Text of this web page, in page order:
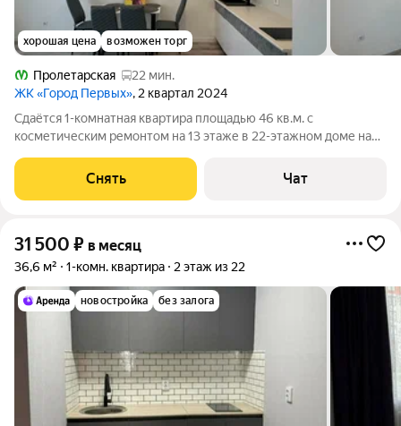
хорошая цена возможен торг
Пролетарская
22 мин.
ЖК «Город Первых», 2 квартал 2024
Сдаётся 1-комнатная квартира площадью 46 кв.м. с
косметическим ремонтом на 13 этаже в 22-этажном доме на
монолитный, окна выходят во двор. Во дворе есть бесплатная
парковка. Жилец оплачивает все
Снять Чат
31 500 ₽ в месяц
36,6 м² 1-комн. квартира 2 этаж из 22
новостройка без залога